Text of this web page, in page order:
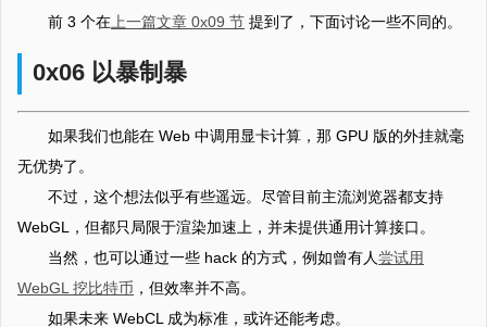
前 3 个在 上一篇文章 0x09 节 提到了，下面讨论一些不同的。
0x06 以暴制暴
如果我们也能在 Web 中调用显卡计算，那 GPU 版的外挂就毫
无优势了。
不过，这个想法似乎有些遥远。尽管目前主流浏览器都支持
WebGL，但都只局限于渲染加速上，并未提供通用计算接口。
当然，也可以通过一些 hack 的方式，例如曾有人尝试用
WebGL 挖比特币 ，但效率并不高。
如果未来 WebCL 成为标准，或许还能考虑。